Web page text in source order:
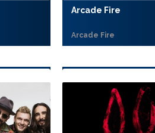
Arcade Fire
Arcade Fire